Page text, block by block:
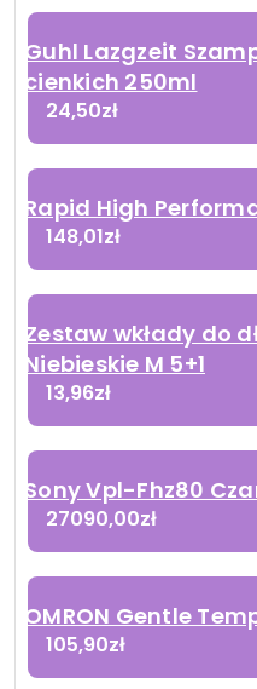
Guhl Lazgzeit
cienkich 250ml
24,50zł
Rapid High
148,01zł
Zestaw wkłady do
Niebieskie M 5+1
13,96zł
Sony Vpl-Fhz80
27090,00zł
OMRON Gentle
105,90zł